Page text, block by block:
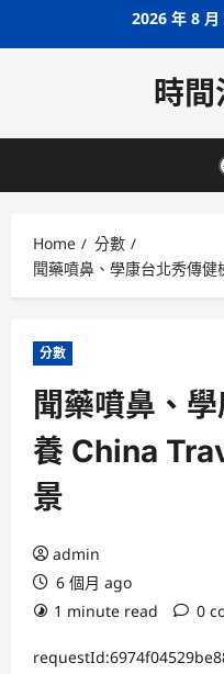
2026 年 8 月
時間
Home
分數
聞藥噴鼻、學康台北秀傳
分數
聞藥噴鼻、
養 China
景
admin
6 個月 ago
1 minute read
0